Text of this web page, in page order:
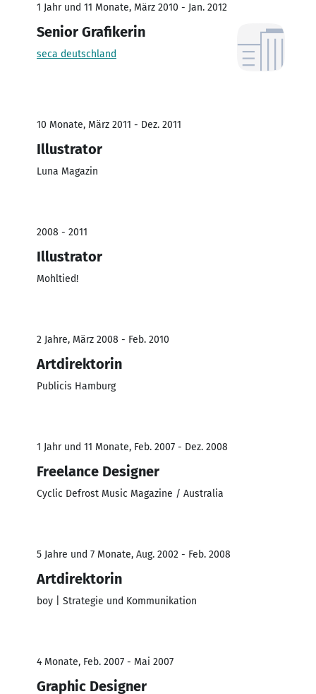
1 Jahr und 11 Monate, März 2010 - Jan. 2012
Senior Grafikerin
seca deutschland
10 Monate, März 2011 - Dez. 2011
Illustrator
Luna Magazin
2008 - 2011
Illustrator
Mohltied!
2 Jahre, März 2008 - Feb. 2010
Artdirektorin
Publicis Hamburg
1 Jahr und 11 Monate, Feb. 2007 - Dez. 2008
Freelance Designer
Cyclic Defrost Music Magazine / Australia
5 Jahre und 7 Monate, Aug. 2002 - Feb. 2008
Artdirektorin
boy | Strategie und Kommunikation
4 Monate, Feb. 2007 - Mai 2007
Graphic Designer